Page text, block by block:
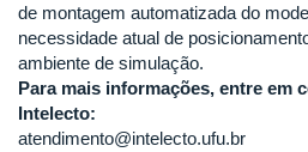
de montagem automatizada do
necessidade atual de
ambiente de simulação.
Para mais informações, entre em
Intelecto:
atendimento@intelecto.ufu.br